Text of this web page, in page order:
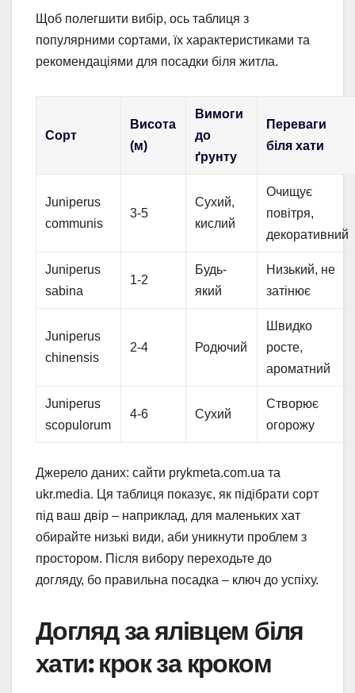
Щоб полегшити вибір, ось таблиця з
популярними сортами, їх характеристиками та
рекомендаціями для посадки біля житла.
Сорт
Висота
(м)
Вимоги
до
ґрунту
Переваги
біля хати
Juniperus
communis
3-5
Сухий,
кислий
Очищує
повітря,
декоративний
Juniperus
sabina
1-2
Будь-
який
Низький, не
затінює
Juniperus
chinensis
2-4 Родючий
Швидко
росте,
ароматний
Juniperus
scopulorum
4-6 Сухий
Створює
огорожу
Джерело даних: сайти prykmeta.com.ua та
ukr.media. Ця таблиця показує, як підібрати сорт
під ваш двір – наприклад, для маленьких хат
обирайте низькі види, аби уникнути проблем з
простором. Після вибору переходьте до
догляду, бо правильна посадка – ключ до успіху.
Догляд за ялівцем біля
хати: крок за кроком